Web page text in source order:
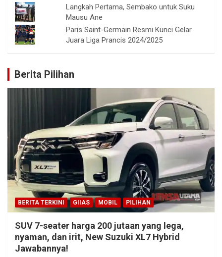
Langkah Pertama, Sembako untuk Suku
Mausu Ane
Paris Saint-Germain Resmi Kunci Gelar
Juara Liga Prancis 2024/2025
Berita Pilihan
BERITA TERKINI GIIAS MOBIL PILIHAN
SUV 7-seater harga 200 jutaan yang lega,
nyaman, dan irit, New Suzuki XL7 Hybrid
Jawabannya!